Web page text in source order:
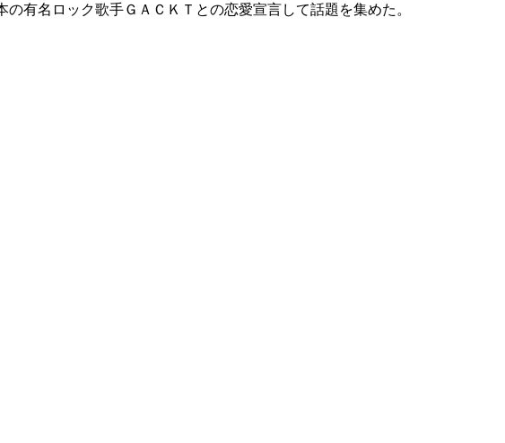
有名ロック歌手ＧＡＣＫＴとの恋愛宣言して話題を集めた。